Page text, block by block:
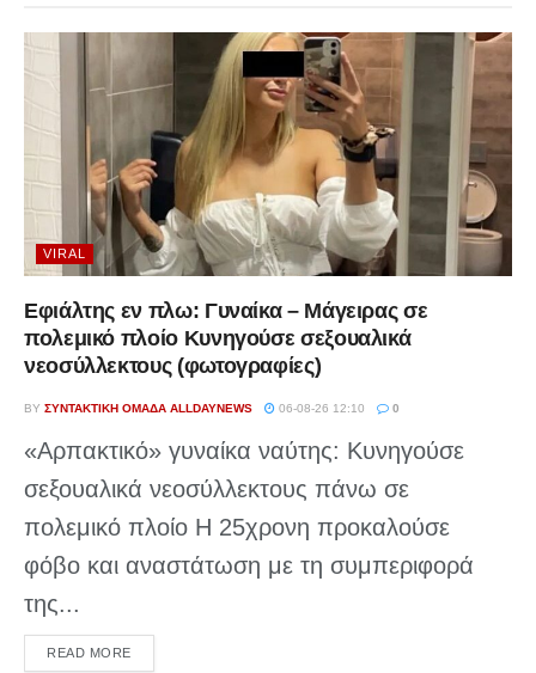
VIRAL
Εφιάλτης εν πλω: Γυναίκα – Μάγειρας σε
πολεμικό πλοίο Κυνηγούσε σεξουαλικά
νεοσύλλεκτους (φωτογραφίες)
BY ΣΥΝΤΑΚΤΙΚΉ ΟΜΆΔΑ ALLDAYNEWS 06-08-26 12:10 0
«Αρπακτικό» γυναίκα ναύτης: Κυνηγούσε
σεξουαλικά νεοσύλλεκτους πάνω σε
πολεμικό πλοίο Η 25χρονη προκαλούσε
φόβο και αναστάτωση με τη συμπεριφορά
της...
READ MOREDETAILS